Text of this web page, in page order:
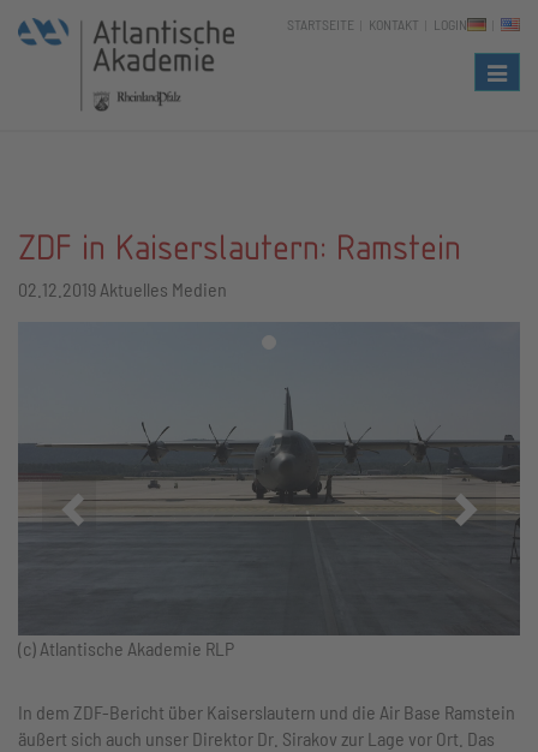
STARTSEITE KONTAKT LOGIN
ZDF in Kaiserslautern: Ramstein
02.12.2019 Aktuelles Medien
(c) Atlantische Akademie RLP
Zurück Vor
In dem ZDF-Bericht über Kaiserslautern und die Air Base Ramstein
äußert sich auch unser Direktor Dr. Sirakov zur Lage vor Ort. Das